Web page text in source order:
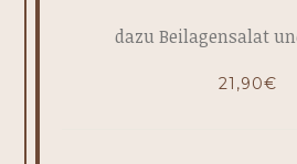
dazu Beilagensalat
21,90€